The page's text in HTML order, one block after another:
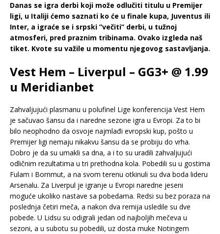
Danas se igra derbi koji može odlučiti titulu u Premijer
ligi, u Italiji ćemo saznati ko će u finale kupa, Juventus ili
Inter, a igraće se i srpski ”večiti” derbi, u tužnoj
atmosferi, pred praznim tribinama. Ovako izgleda naš
tiket. Kvote su važile u momentu njegovog sastavljanja.
Vest Hem – Liverpul – GG3+ @ 1.99
u Meridianbet
Zahvaljujući plasmanu u polufinel Lige konferencija Vest Hem
je sačuvao šansu da i naredne sezone igra u Evropi. Za to bi
bilo neophodno da osvoje najmlađi evropski kup, pošto u
Premijer ligi nemaju nikakvu šansu da se probiju do vrha.
Dobro je da su umakli sa dna, a i to su uradili zahvaljujući
odličnim rezultatima u tri prethodna kola. Pobedili su u gostima
Fulam i Bornmut, a na svom terenu otkinuli su dva boda lideru
Arsenalu. Za Liverpul je igranje u Evropi naredne jeseni
moguće ukoliko nastave sa pobedama. Redsi su bez poraza na
poslednja četiri meča, a nakon dva remija usledile su dve
pobede. U Lidsu su odigrali jedan od najboljih mečeva u
sezoni, a u subotu su pobedili, uz dosta muke Notingem